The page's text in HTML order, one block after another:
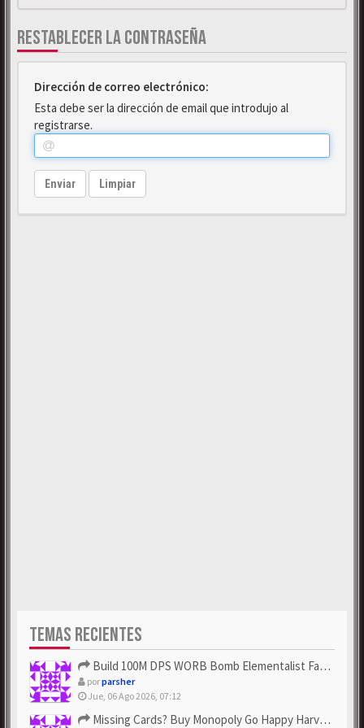
RESTABLECER LA CONTRASEÑA
Dirección de correo electrónico:
Esta debe ser la dirección de email que introdujo al
registrarse.
Enviar Limpiar
TEMAS RECIENTES
Build 100M DPS WORB Bomb Elementalist Fast - Grab POE Curren...
porparsher
Jue, 06 Ago 2026, 07:12
Missing Cards? Buy Monopoly Go Happy Harvest with Looney Tun...